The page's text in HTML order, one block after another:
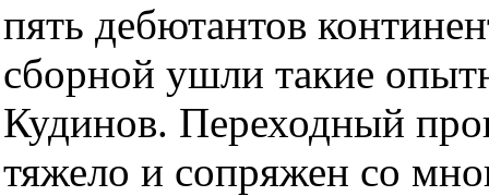
пять дебютантов
сборной ушли такие
Кудинов. Переходный
тяжело и сопряжен со